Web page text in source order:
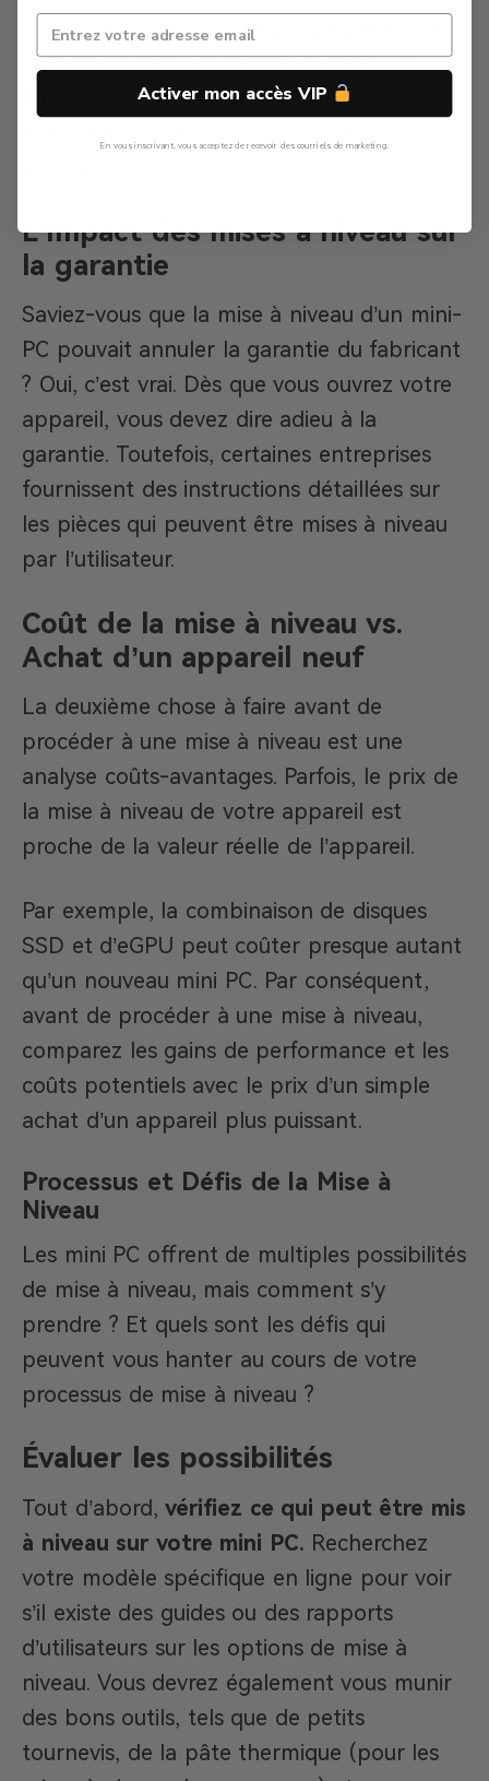
Vous connaissez désormais la réponse à la
question « Peut-on mettre à niveau un
mini-PC ? », mais devez-vous
L’Impact des mises à niveau sur
la garantie
Saviez-vous que la mise à niveau d’un mini-
PC pouvait annuler la garantie du fabricant
? Oui, c’est vrai. Dès que vous ouvrez votre
appareil, vous devez dire adieu à la
garantie. Toutefois, certaines entreprises
fournissent des instructions détaillées sur
les pièces qui peuvent être mises à niveau
par l’utilisateur.
Coût de la mise à niveau vs.
Achat d’un appareil neuf
La deuxième chose à faire avant de
procéder à une mise à niveau est une
analyse coûts-avantages. Parfois, le prix de
la mise à niveau de votre appareil est
proche de la valeur réelle de l’appareil.
Par exemple, la combinaison de disques
SSD et d’eGPU peut coûter presque autant
qu’un nouveau mini PC. Par conséquent,
avant de procéder à une mise à niveau,
comparez les gains de performance et les
coûts potentiels avec le prix d’un simple
achat d’un appareil plus puissant.
Processus et Défis de la Mise à
Niveau
Les mini PC offrent de multiples possibilités
de mise à niveau, mais comment s’y
prendre ? Et quels sont les défis qui
peuvent vous hanter au cours de votre
processus de mise à niveau ?
Évaluer les possibilités
Tout d’abord, vérifiez ce qui peut être mis
à niveau sur votre mini PC. Recherchez
votre modèle spécifique en ligne pour voir
s’il existe des guides ou des rapports
d’utilisateurs sur les options de mise à
niveau. Vous devrez également vous munir
des bons outils, tels que de petits
tournevis, de la pâte thermique (pour les
Activer mon accès VIP
En vous inscrivant, vous acceptez de recevoir des courriels de marketing.